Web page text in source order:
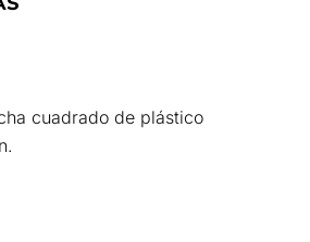
cuadrado de plástico